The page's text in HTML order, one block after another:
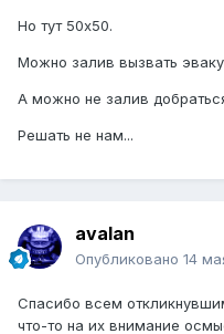
Но тут 50х50.
Можно залив вызвать
А можно не залив
Решать не нам...
avalan
Опубликовано 14
Спасибо всем
что-то на их внимание